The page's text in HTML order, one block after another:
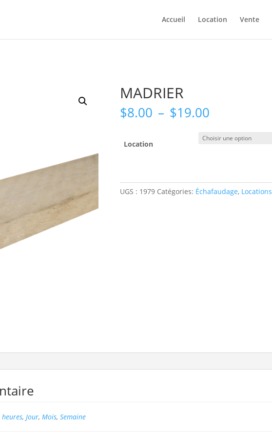
Accueil Location Vente
MADRIER
$8.00 – $19.00Plage
prix :
$8.00
Location
UGS : 1979 Catégories: Échafaudage, Locations
heures, Jour, Mois, Semaine